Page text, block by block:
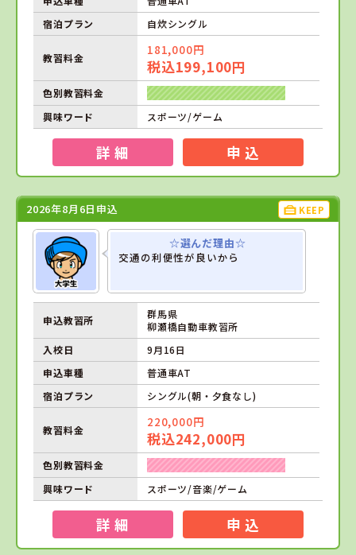
宿泊プラン
自炊シングル
教習料金
181,000円
税込199,100円
色別教習料金
興味ワード
スポーツ/ゲーム
詳 細 申 込
2026年8月6日申込 KEEP
☆選んだ理由☆
交通の利便性が良いから
申込教習所
群馬県
柳瀬橋自動車教習所
入校日
9月16日
申込車種
普通車AT
宿泊プラン
シングル(朝・夕食なし)
教習料金
220,000円
税込242,000円
色別教習料金
興味ワード
スポーツ/音楽/ゲーム
詳 細 申 込